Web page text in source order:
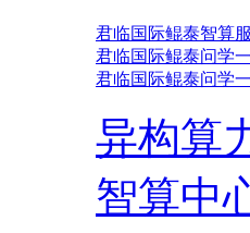
君临国际鲲泰智算
君临国际鲲泰问学
君临国际鲲泰问学
异构算
智算中